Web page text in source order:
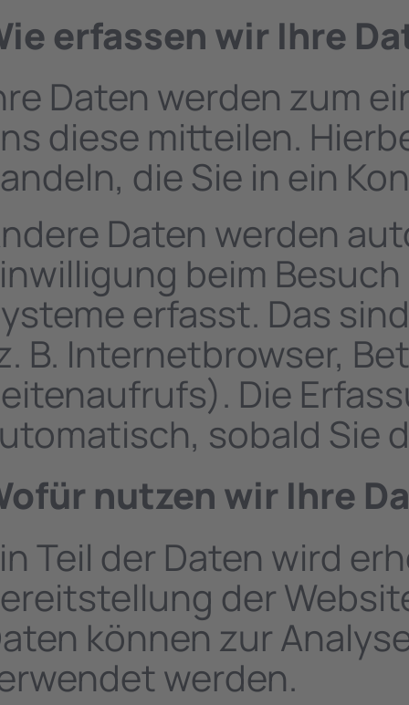
erfassen wir Ihre
Daten werden zum
diese mitteilen.
die Sie in ein
Daten werden
beim
erfasst. Das
B. Internetbrowser,
Die
sobald Sie
nutzen wir Ihre
Teil der Daten wird
der
können zur
werden.